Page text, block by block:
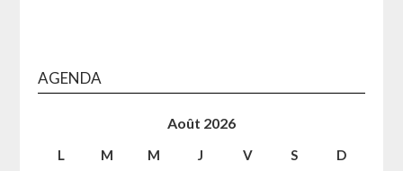
AGENDA
Août 2026
L M M J V S
D